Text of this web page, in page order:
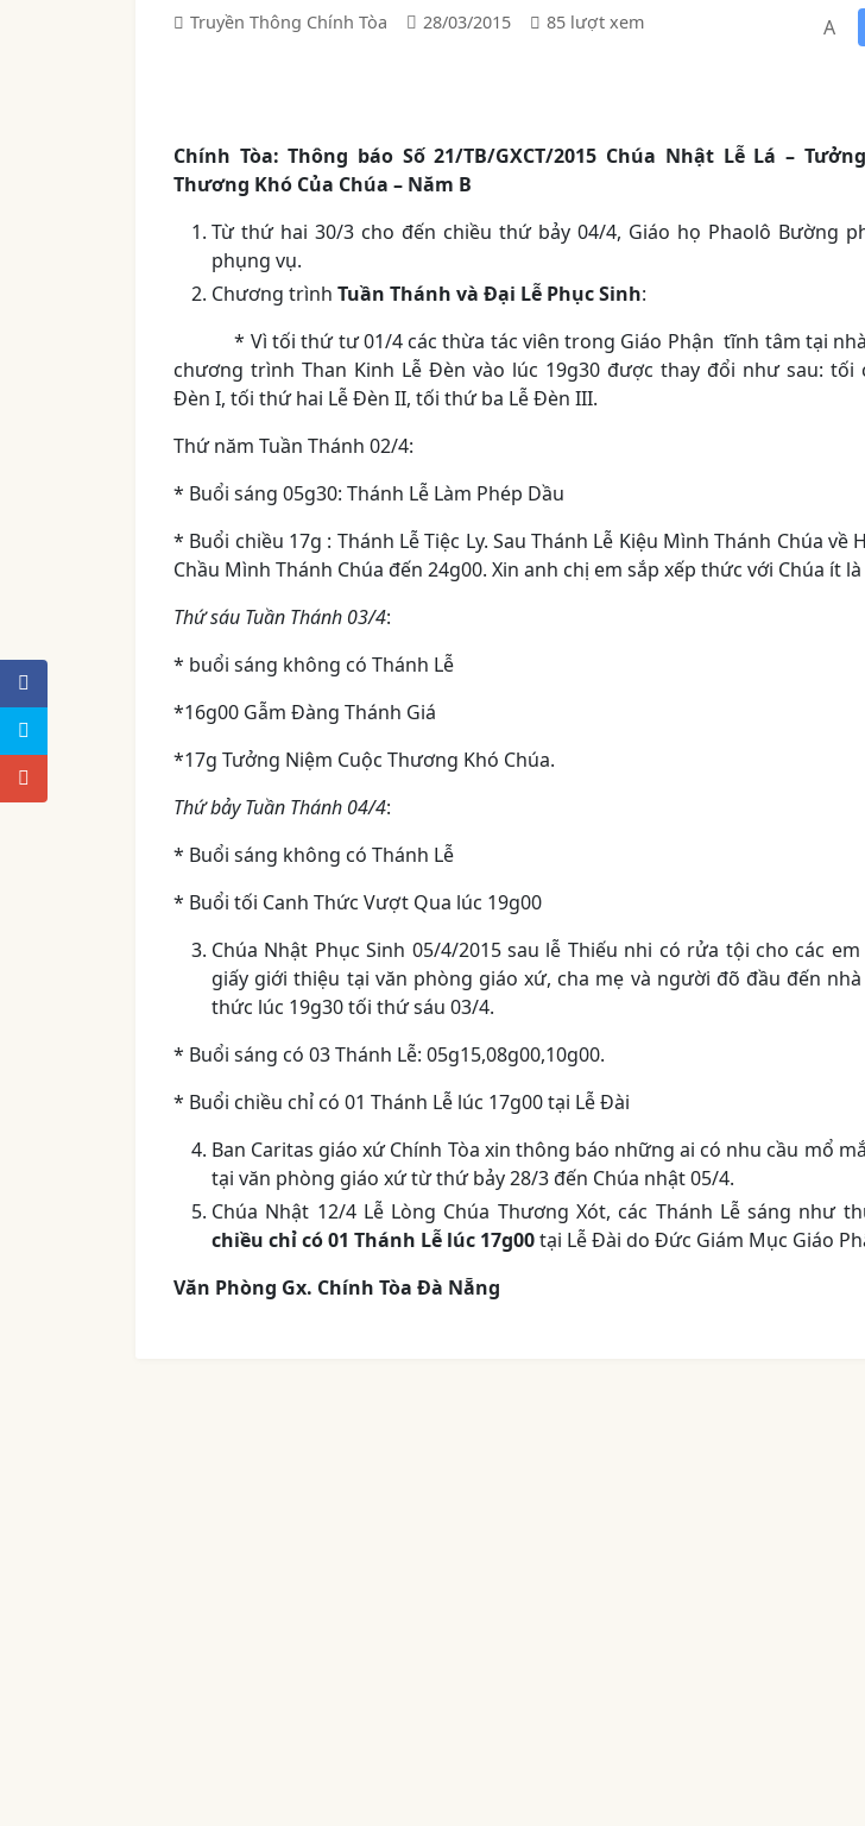
Truyền Thông Chính Tòa 28/03/2015 85 lượt xem A
Chính Tòa:Thông báo Số 21/TB/GXCT/2015 Chúa Nhật Lễ Lá –
Thương Khó Của Chúa – Năm B
Từ thứ hai 30/3 cho đến chiều thứ bảy 04/4, Giáo họ Phaolô Bường
phụng vụ.
Chương trình Tuần Thánh và Đại Lễ Phục Sinh:
* Vì tối thứ tư 01/4 các thừa tác viên trong Giáo Phận tĩnh tâm tại
chương trình Than Kinh Lễ Đèn vào lúc 19g30 được thay đổi như sau: tối
Đèn I, tối thứ hai Lễ Đèn II, tối thứ ba Lễ Đèn III.
Thứ năm Tuần Thánh 02/4:
* Buổi sáng 05g30: Thánh Lễ Làm Phép Dầu
* Buổi chiều 17g : Thánh Lễ Tiệc Ly. Sau Thánh Lễ Kiệu Mình Thánh Chúa về
Chầu Mình Thánh Chúa đến 24g00. Xin anh chị em sắp xếp thức với Chúa ít
Thứ sáu Tuần Thánh 03/4:
* buổi sáng không có Thánh Lễ
*16g00 Gẫm Đàng Thánh Giá
*17g Tưởng Niệm Cuộc Thương Khó Chúa.
Thứ bảy Tuần Thánh 04/4:
* Buổi sáng không có Thánh Lễ
* Buổi tối Canh Thức Vượt Qua lúc 19g00
Chúa Nhật Phục Sinh 05/4/2015 sau lễ Thiếu nhi có rửa tội cho các
giấy giới thiệu tại văn phòng giáo xứ, cha mẹ và người đõ đầu đến
thức lúc 19g30 tối thứ sáu 03/4.
* Buổi sáng có 03 Thánh Lễ: 05g15,08g00,10g00.
* Buổi chiều chỉ có 01 Thánh Lễ lúc 17g00 tại Lễ Đài
Ban Caritas giáo xứ Chính Tòa xin thông báo những ai có nhu cầu mổ
tại văn phòng giáo xứ từ thứ bảy 28/3 đến Chúa nhật 05/4.
Chúa Nhật 12/4 Lễ Lòng Chúa Thương Xót, các Thánh Lễ sáng như
chiều chỉ có 01 Thánh Lễ lúc 17g00tại Lễ Đài do Đức Giám Mục Giáo
Văn Phòng Gx. Chính Tòa Đà Nẵng